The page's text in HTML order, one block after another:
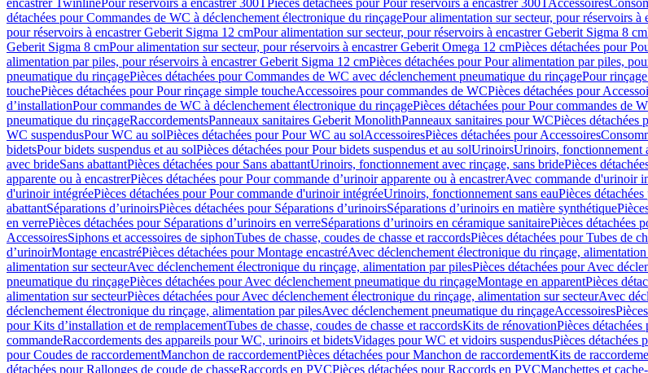
encastrer TwinlinePour réservoirs à encastrer 300TPièces détachées pour Pour réservoirs à encastrer 300TAccessoires
détachées pour Commandes de WC à déclenchement électronique du rinçagePour alimentation sur secteur, pour réservoirs à
pour réservoirs à encastrer Geberit Sigma 12 cmPour alimentation sur secteur, pour réservoirs à encastrer Geberit Sigma 8 cm
Geberit Sigma 8 cmPour alimentation sur secteur, pour réservoirs à encastrer Geberit Omega 12 cmPièces détachées pour
alimentation par piles, pour réservoirs à encastrer Geberit Sigma 12 cmPièces détachées pour Pour alimentation par piles,
pneumatique du rinçagePièces détachées pour Commandes de WC avec déclenchement pneumatique du rinçagePour
touchePièces détachées pour Pour rinçage simple toucheAccessoires pour commandes de WCPièces détachées pour
d’installationPour commandes de WC à déclenchement électronique du rinçagePièces détachées pour Pour commandes de
pneumatique du rinçageRaccordementsPanneaux sanitaires Geberit MonolithPanneaux sanitaires pour WCPièces détachées
WC suspendusPour WC au solPièces détachées pour Pour WC au solAccessoiresPièces détachées pour Accessoires
bidetsPour bidets suspendus et au solPièces détachées pour Pour bidets suspendus et au solUrinoirsUrinoirs, fonctionnement
avec brideSans abattantPièces détachées pour Sans abattantUrinoirs, fonctionnement avec rinçage, sans bridePièces
apparente ou à encastrerPièces détachées pour Pour commande d’urinoir apparente ou à encastrerAvec commande d'urinoir
d'urinoir intégréePièces détachées pour Pour commande d'urinoir intégréeUrinoirs, fonctionnement sans eauPièces
abattantSéparations d’urinoirsPièces détachées pour Séparations d’urinoirsSéparations d’urinoirs en matière synthétique
en verrePièces détachées pour Séparations d’urinoirs en verreSéparations d’urinoirs en céramique sanitairePièces détachées
AccessoiresSiphons et accessoires de siphonTubes de chasse, coudes de chasse et raccordsPièces détachées pour Tubes de
dʼurinoirMontage encastréPièces détachées pour Montage encastréAvec déclenchement électronique du rinçage, alimentation
alimentation sur secteurAvec déclenchement électronique du rinçage, alimentation par pilesPièces détachées pour Avec
pneumatique du rinçagePièces détachées pour Avec déclenchement pneumatique du rinçageMontage en apparentPièces
alimentation sur secteurPièces détachées pour Avec déclenchement électronique du rinçage, alimentation sur secteurAvec
déclenchement électronique du rinçage, alimentation par pilesAvec déclenchement pneumatique du rinçageAccessoires
pour Kits d’installation et de remplacementTubes de chasse, coudes de chasse et raccordsKits de rénovationPièces
commandeRaccordements des appareils pour WC, urinoirs et bidetsVidages pour WC et vidoirs suspendusPièces détachées
pour Coudes de raccordementManchon de raccordementPièces détachées pour Manchon de raccordementKits de
détachées pour Rallonges de coude de chasseRaccords en PVCPièces détachées pour Raccords en PVCManchettes et